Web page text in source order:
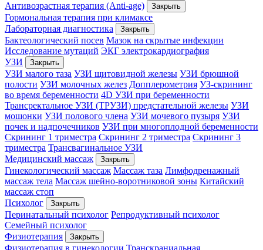
Антивозрастная терапия (Anti-age)
Закрыть
Гормональная терапия при климаксе
Лабораторная диагностика
Закрыть
Бактеологический посев Мазок на скрытые инфекции
Исследование мутаций ЭКГ электрокардиография
УЗИ
Закрыть
УЗИ малого таза УЗИ щитовидной железы УЗИ брюшной
полости УЗИ молочных желез Допплерометрия УЗ-скрининг
во время беременности 4D УЗИ при беременности
Трансректальное УЗИ (ТРУЗИ) предстательной железы УЗИ
мошонки УЗИ полового члена УЗИ мочевого пузыря УЗИ
почек и надпочечников УЗИ при многоплодной беременности
Скрининг 1 триместра Скрининг 2 триместра Скрининг 3
триместра Трансвагинальное УЗИ
Медицинский массаж
Закрыть
Гинекологический массаж Массаж таза Лимфодренажный
массаж тела Массаж шейно-воротниковой зоны Китайский
массаж стоп
Психолог
Закрыть
Перинатальный психолог Репродуктивный психолог
Семейный психолог
Физиотерапия
Закрыть
Физиотерапия в гинекологии Транскраниальная